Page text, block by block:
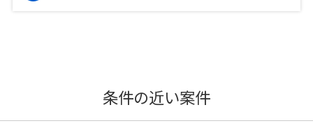
条件の近い案件